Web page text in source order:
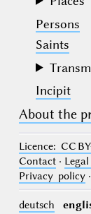
Persons
Saints
Incipit
About the
Licence: CC
Contact·
Privacy policy
deutsch